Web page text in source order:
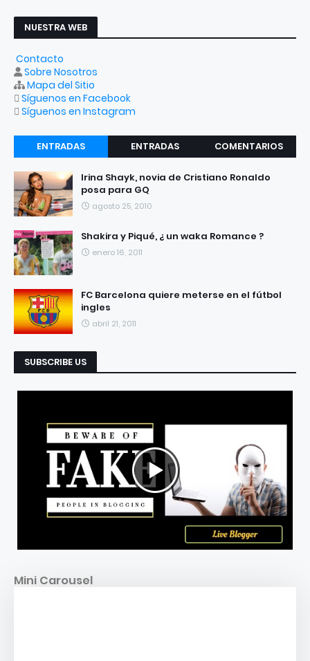
NUESTRA WEB
Contacto
Sobre Nosotros
Mapa del Sitio
Síguenos en Facebook
Síguenos en Instagram
ENTRADAS
RECIENTES
ENTRADAS
COMENTARIOS
Irina Shayk, novia de Cristiano Ronaldo
posa para GQ
agosto 25, 2010
Shakira y Piqué, ¿ un waka Romance ?
enero 16, 2011
FC Barcelona quiere meterse en el fútbol
ingles
abril 21, 2011
SUBSCRIBE US
Mini Carousel